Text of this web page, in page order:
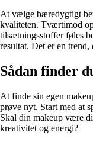
At vælge bæredygtigt
kvaliteten. Tværtimod
tilsætningsstoffer føles
resultat. Det er en
Sådan finder
At finde sin egen
prøve nyt. Start med at
Skal din makeup være
kreativitet og energi?